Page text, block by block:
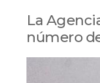
La
número